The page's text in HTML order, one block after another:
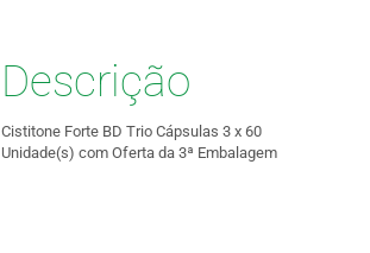
Descrição
Cistitone Forte BD Trio Cápsulas 3 x 60
Unidade(s) com Oferta da 3ª Embalagem